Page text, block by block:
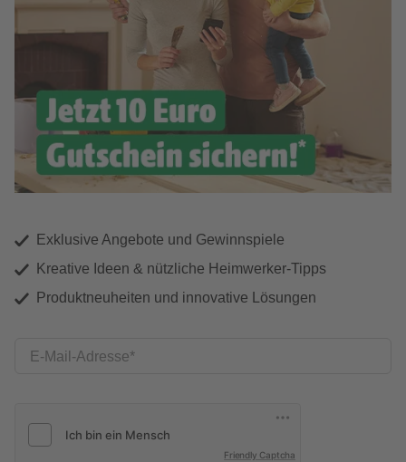
Exklusive Angebote und Gewinnspiele
Kreative Ideen & nützliche Heimwerker-Tipps
Produktneuheiten und innovative Lösungen
E-Mail-Adresse
Friendly Captcha